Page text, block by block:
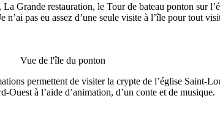
Grande restauration, le Tour de bateau ponton sur
pas eu assez d’une seule visite à l’île pour tout
Vue de l'île du ponton
permettent de visiter la crypte de l’église Saint-
à l’aide d’animation, d’un conte et de musique.